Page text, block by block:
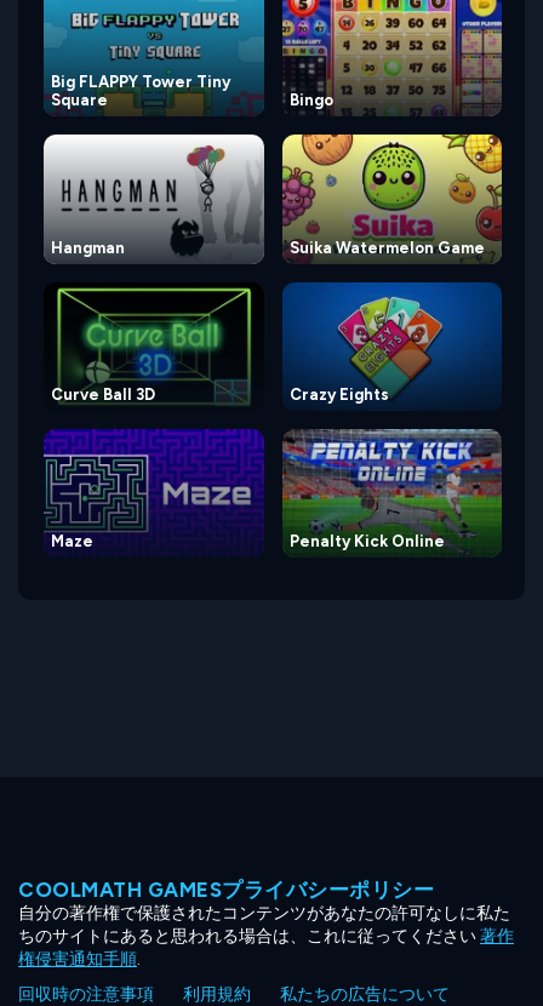
Big FLAPPY Tower Tiny
Square
Bingo
Hangman Suika Watermelon Game
Curve Ball 3D Crazy Eights
Maze Penalty Kick Online
COOLMATH GAMESプライバシーポリシー
自分の著作権で保護されたコンテンツがあなたの許可なしに私た
ちのサイトにあると思われる場合は、これに従ってください著作
権侵害通知手順.
回収時の注意事項
利用規約
私たちの広告について